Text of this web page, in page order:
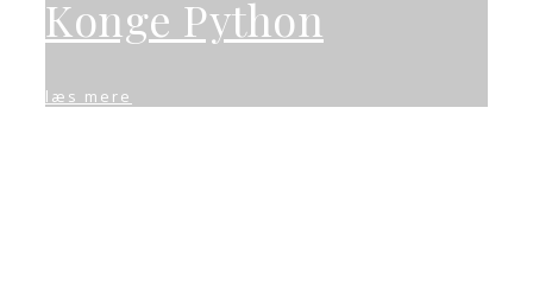
Konge Python
læs mere